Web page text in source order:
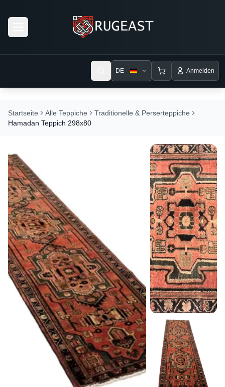
DE Anmelden
Startseite Alle Teppiche
Traditionelle & Perserteppiche
Hamadan Teppich 298x80